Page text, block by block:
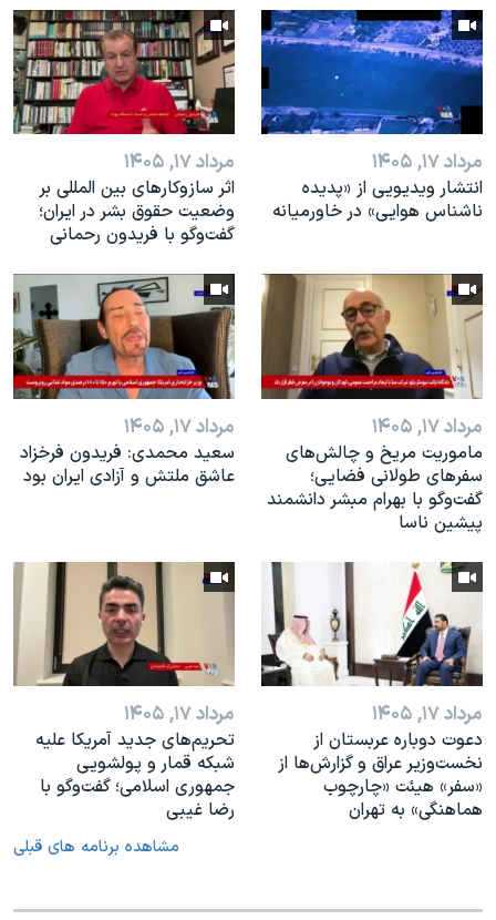
نرگس محمدی برنده جایزه نوبل صلح
همایش محافظه‌کاران آمریکا «سی‌پک»
صفحه‌های ویژه
سفر پرزیدنت ترامپ به چینمرداد ۱۷, ۱۴۰۵
انتشار ویدیویی از «پدیده‌
ناشناس هوایی» در خاورمیانه
مرداد ۱۷, ۱۴۰۵
اثر ساز‌و‌کارهای بین المللی بر
وضعیت حقوق بشر در ایران؛
گفت‌وگو با فریدون رحمانی
مرداد ۱۷, ۱۴۰۵
ماموریت مریخ و چالش‌های
سفرهای طولانی فضایی؛
گفت‌وگو با بهرام مبشر دانشمند
پیشین ناسا
مرداد ۱۷, ۱۴۰۵
سعید محمدی: فریدون فرخزاد
عاشق ملتش و آزادی ایران بود
مرداد ۱۷, ۱۴۰۵
دعوت دوباره عربستان از
نخست‌وزیر عراق و گزارش‌ها از
«سفر» هیئت «چارچوب
هماهنگی» به تهران
مرداد ۱۷, ۱۴۰۵
تحریم‌های جدید آمریکا علیه
شبکه قمار و پولشویی
جمهوری اسلامی؛ گفت‌وگو با
رضا غیبی
مشاهده برنامه های قبلی